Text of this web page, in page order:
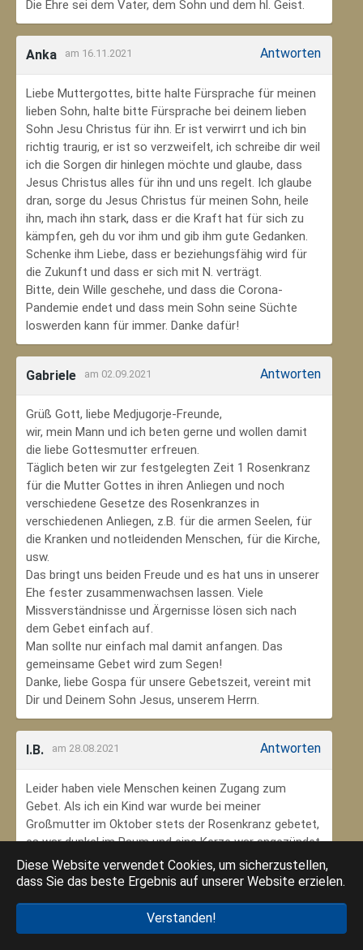
Diese Website verwendet Cookies, um sicherzustellen,
dass Sie das beste Ergebnis auf unserer Website erzielen.
Verstanden!
Die Ehre sei dem Vater, dem Sohn und dem hl. Geist.
Anka am 16.11.2021 Antworten
Liebe Muttergottes, bitte halte Fürsprache für meinen
lieben Sohn, halte bitte Fürsprache bei deinem lieben
Sohn Jesu Christus für ihn. Er ist verwirrt und ich bin
richtig traurig, er ist so verzweifelt, ich schreibe dir weil
ich die Sorgen dir hinlegen möchte und glaube, dass
Jesus Christus alles für ihn und uns regelt. Ich glaube
dran, sorge du Jesus Christus für meinen Sohn‚ heile
ihn, mach ihn stark, dass er die Kraft hat für sich zu
kämpfen, geh du vor ihm und gib ihm gute Gedanken.
Schenke ihm Liebe, dass er beziehungsfähig wird für
die Zukunft und dass er sich mit N. verträgt.
Bitte, dein Wille geschehe, und dass die Corona-
Pandemie endet und dass mein Sohn seine Süchte
loswerden kann für immer. Danke dafür!
Gabriele am 02.09.2021 Antworten
Grüß Gott, liebe Medjugorje-Freunde,
wir, mein Mann und ich beten gerne und wollen damit
die liebe Gottesmutter erfreuen.
Täglich beten wir zur festgelegten Zeit 1 Rosenkranz
für die Mutter Gottes in ihren Anliegen und noch
verschiedene Gesetze des Rosenkranzes in
verschiedenen Anliegen, z.B. für die armen Seelen, für
die Kranken und notleidenden Menschen, für die Kirche,
usw.
Das bringt uns beiden Freude und es hat uns in unserer
Ehe fester zusammenwachsen lassen. Viele
Missverständnisse und Ärgernisse lösen sich nach
dem Gebet einfach auf.
Man sollte nur einfach mal damit anfangen. Das
gemeinsame Gebet wird zum Segen!
Danke, liebe Gospa für unsere Gebetszeit, vereint mit
Dir und Deinem Sohn Jesus, unserem Herrn.
I.B. am 28.08.2021 Antworten
Leider haben viele Menschen keinen Zugang zum
Gebet. Als ich ein Kind war wurde bei meiner
Großmutter im Oktober stets der Rosenkranz gebetet,
es war dunkel im Raum und eine Kerze war angezündet.
Ich habe mich ungeheuer geborgen gefühlt. Das weiß
ich jetzt im Alter sehr zu schätzen. Danke an meine
Danke an die Gottesmutter Maria, dass ich beten kann.